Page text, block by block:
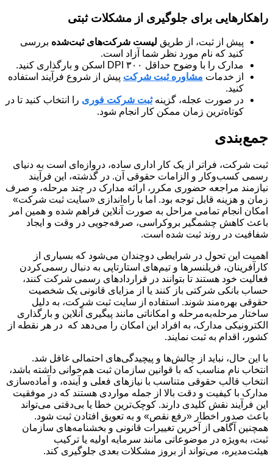
راهکارهایی برای جلوگیری از مشکلات ثبتی
پیش از ثبت، از طریق لیست شرکت‌های ثبت‌شده بررسی
کنید که نام مورد نظر شما آزاد است.
مدارک را با وضوح حداقل ۳۰۰ DPI اسکن و بارگذاری کنید.
از خدمات مشاوره ثبت شرکت پیش از شروع فرآیند استفاده
کنید.
در صورت عجله، گزینهثبت شرکت فوری را انتخاب کنید تا در
کوتاه‌ترین زمان ممکن کار انجام شود.
جمع‌بندی
ثبت شرکت، فراتر از یک کار اداری ساده، دروازه‌ای است به دنیای
رسمی کسب‌وکار و الزامات حقوقی آن. در گذشته، این فرآیند
نیازمند مراجعه حضوری مکرر، ارائه مدارک در چند مرحله، و صرف
زمان و هزینه قابل توجه بود. اما با راه‌اندازی «سایت ثبت شرکت»
امکان انجام تمامی مراحل به صورت آنلاین فراهم شده و همین امر
باعث کاهش چشمگیر بروکراسی، صرفه‌جویی در وقت و ایجاد
شفافیت در روند ثبت شده است.
اهمیت این تحول در شرایطی دوچندان می‌شود که بسیاری از
کارآفرینان، فریلنسرها و تیم‌های استارتاپی به دنبال رسمی‌کردن
فعالیت خود هستند تا بتوانند در قراردادهای رسمی شرکت کنند،
حساب بانکی شرکتی باز کنند یا از مزایای قانونی یک شخصیت
حقوقی بهره‌مند شوند. استفاده از سایت ثبت شرکت، به دلیل
ساختار مرحله‌به‌مرحله و امکاناتی مانند پیگیری آنلاین و بارگذاری
الکترونیکی مدارک، به افراد این امکان را می‌دهد که در هر نقطه از
کشور، اقدام به ثبت نمایند.
با این حال، نباید از چالش‌ها و پیچیدگی‌های احتمالی غافل شد.
انتخاب نام مناسب که با قوانین سازمان ثبت هم‌خوانی داشته باشد،
انتخاب قالب حقوقی متناسب با نیازهای فعلی و آینده، و آماده‌سازی
مدارک با کیفیت و دقت بالا از جمله مواردی هستند که در موفقیت
این فرآیند نقش کلیدی دارند. کوچک‌ترین خطا یا بی‌دقتی می‌تواند
باعث صدور اخطار «رفع نقص» و به تعویق افتادن ثبت شود.
همچنین آگاهی از آخرین تغییرات قانونی و بخشنامه‌های سازمان
ثبت، به‌ویژه در موضوعاتی مانند سرمایه اولیه یا ترکیب
هیئت‌مدیره، می‌تواند از بروز مشکلات بعدی جلوگیری کند.